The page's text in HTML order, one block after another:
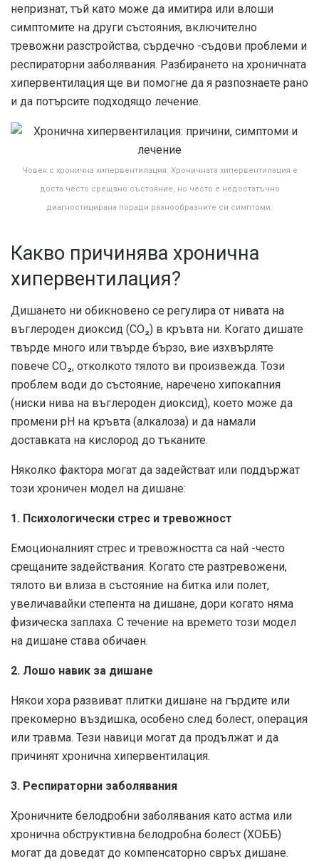
непризнат, тъй като може да имитира или влоши
симптомите на други състояния, включително
тревожни разстройства, сърдечно -съдови проблеми и
респираторни заболявания. Разбирането на хроничната
хипервентилация ще ви помогне да я разпознаете рано
и да потърсите подходящо лечение.
Човек с хронична хипервентилация. Хроничната хипервентилация е
доста често срещано състояние, но често е недостатъчно
диагностицирана поради разнообразните си симптоми.
Какво причинява хронична
хипервентилация?
Дишането ни обикновено се регулира от нивата на
въглероден диоксид (CO₂) в кръвта ни. Когато дишате
твърде много или твърде бързо, вие изхвърляте
повече CO₂, отколкото тялото ви произвежда. Този
проблем води до състояние, наречено хипокапния
(ниски нива на въглероден диоксид), което може да
промени рН на кръвта (алкалоза) и да намали
доставката на кислород до тъканите.
Няколко фактора могат да задействат или поддържат
този хроничен модел на дишане:
1. Психологически стрес и тревожност
Емоционалният стрес и тревожността са най -често
срещаните задействания. Когато сте разтревожени,
тялото ви влиза в състояние на битка или полет,
увеличавайки степента на дишане, дори когато няма
физическа заплаха. С течение на времето този модел
на дишане става обичаен.
2. Лошо навик за дишане
Някои хора развиват плитки дишане на гърдите или
прекомерно въздишка, особено след болест, операция
или травма. Тези навици могат да продължат и да
причинят хронична хипервентилация.
3. Респираторни заболявания
Хроничните белодробни заболявания като астма или
хронична обструктивна белодробна болест (ХОББ)
могат да доведат до компенсаторно свръх дишане.